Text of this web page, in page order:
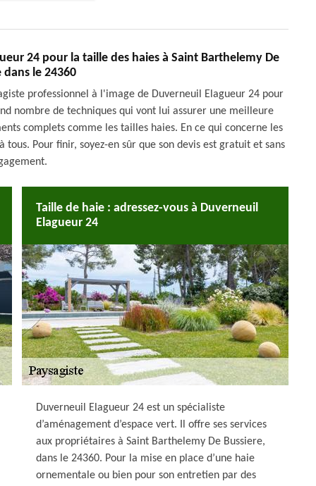
24 pour la taille des haies à Saint Barthelemy De
dans le 24360
professionnel à l'image de Duverneuil Elagueur 24 pour
nombre de techniques qui vont lui assurer une meilleure
complets comme les tailles haies. En ce qui concerne les
Pour finir, soyez-en sûr que son devis est gratuit et sans
Taille de haie : adressez-vous à Duverneuil
Elagueur 24
Duverneuil Elagueur 24 est un spécialiste
d’aménagement d’espace vert. Il offre ses services
aux propriétaires à Saint Barthelemy De Bussiere,
dans le 24360. Pour la mise en place d’une haie
ornementale ou bien pour son entretien par des